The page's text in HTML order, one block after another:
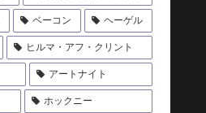
ベーコン ヘーゲル
ヒルマ・アフ・クリント
アートナイト
ホックニー